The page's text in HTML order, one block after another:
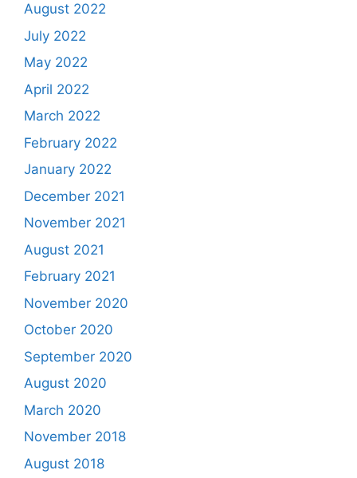
August 2022
July 2022
May 2022
April 2022
March 2022
February 2022
January 2022
December 2021
November 2021
August 2021
February 2021
November 2020
October 2020
September 2020
August 2020
March 2020
November 2018
August 2018